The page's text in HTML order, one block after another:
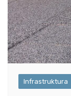
Infrastruktura